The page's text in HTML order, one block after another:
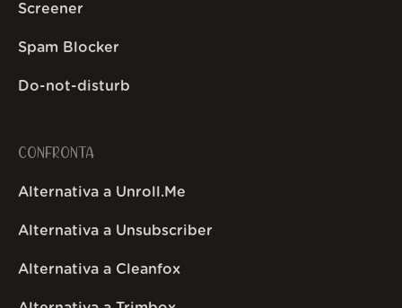
Screener
Spam Blocker
Do-not-disturb
CONFRONTA
Alternativa a Unroll.Me
Alternativa a Unsubscriber
Alternativa a Cleanfox